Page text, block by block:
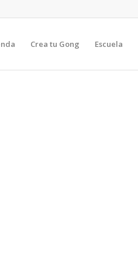
Crea tu Gong Escuela